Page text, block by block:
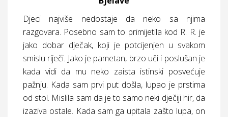
Djeci najviše nedostaje da neko sa njima
razgovara. Posebno sam to primijetila kod R. R. je
jako dobar dječak, koji je potcijenjen u svakom
smislu riječi. Jako je pametan, brzo uči i poslušan je
kada vidi da mu neko zaista istinski posvećuje
pažnju. Kada sam prvi put došla, lupao je prstima
od stol. Mislila sam da je to samo neki dječiji hir, da
izaziva ostale. Kada sam ga upitala zašto lupa, on